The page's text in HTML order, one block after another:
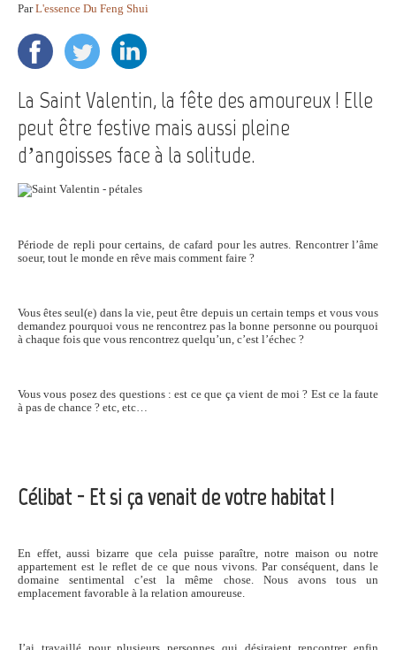
ParL'essence Du Feng Shui
La Saint Valentin, la fête des amoureux ! Elle
peut être festive mais aussi pleine
d’angoisses face à la solitude.
Période de repli pour certains, de cafard pour les autres. Rencontrer l’âme
soeur, tout le monde en rêve mais comment faire ?
Vous êtes seul(e) dans la vie, peut être depuis un certain temps et vous vous
demandez pourquoi vous ne rencontrez pas la bonne personne ou pourquoi
à chaque fois que vous rencontrez quelqu’un, c’est l’échec ?
Vous vous posez des questions : est ce que ça vient de moi ? Est ce la faute
à pas de chance ? etc, etc…
Célibat - Et si ça venait de votre habitat !
En effet, aussi bizarre que cela puisse paraître, notre maison ou notre
appartement est le reflet de ce que nous vivons. Par conséquent, dans le
domaine sentimental c’est la même chose. Nous avons tous un
emplacement favorable à la relation amoureuse.